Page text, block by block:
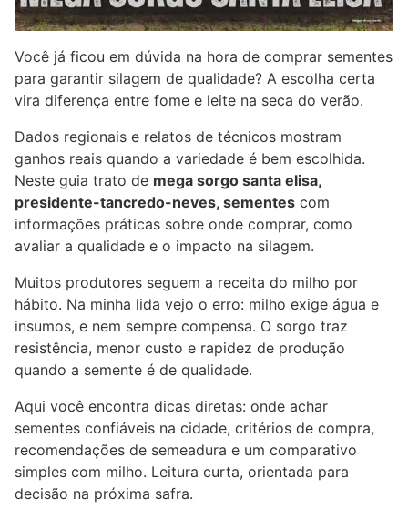
Você já ficou em dúvida na hora de comprar sementes
para garantir silagem de qualidade? A escolha certa
vira diferença entre fome e leite na seca do verão.
Dados regionais e relatos de técnicos mostram
ganhos reais quando a variedade é bem escolhida.
Neste guia trato de mega sorgo santa elisa,
presidente-tancredo-neves, sementes com
informações práticas sobre onde comprar, como
avaliar a qualidade e o impacto na silagem.
Muitos produtores seguem a receita do milho por
hábito. Na minha lida vejo o erro: milho exige água e
insumos, e nem sempre compensa. O sorgo traz
resistência, menor custo e rapidez de produção
quando a semente é de qualidade.
Aqui você encontra dicas diretas: onde achar
sementes confiáveis na cidade, critérios de compra,
recomendações de semeadura e um comparativo
simples com milho. Leitura curta, orientada para
decisão na próxima safra.